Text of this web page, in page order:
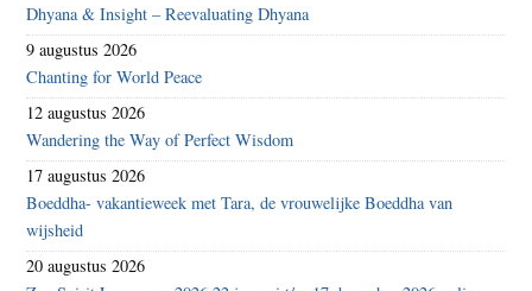
Dhyana & Insight – Reevaluating Dhyana
9 augustus 2026
Chanting for World Peace
12 augustus 2026
Wandering the Way of Perfect Wisdom
17 augustus 2026
Boeddha- vakantieweek met Tara, de vrouwelijke Boeddha van
wijsheid
20 augustus 2026